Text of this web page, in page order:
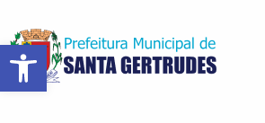
Barra de Ferramentas Aberta